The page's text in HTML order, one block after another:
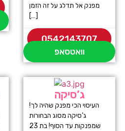
מפנק אל תדלג על זה הזמן
[…]
0542143707
וואטסאפ
ג’סיקה
העיסוי הכי מפנק שהיה לך!
ג’סיקה מסוג הבחורות
שמפנקות עד הסוף! בת 23